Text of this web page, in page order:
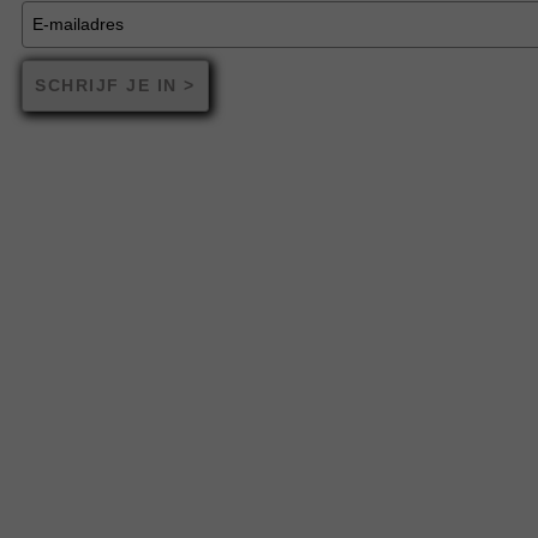
SCHRIJF JE IN >